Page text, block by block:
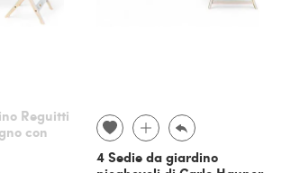
Reguitti
con
4 Sedie da giardino